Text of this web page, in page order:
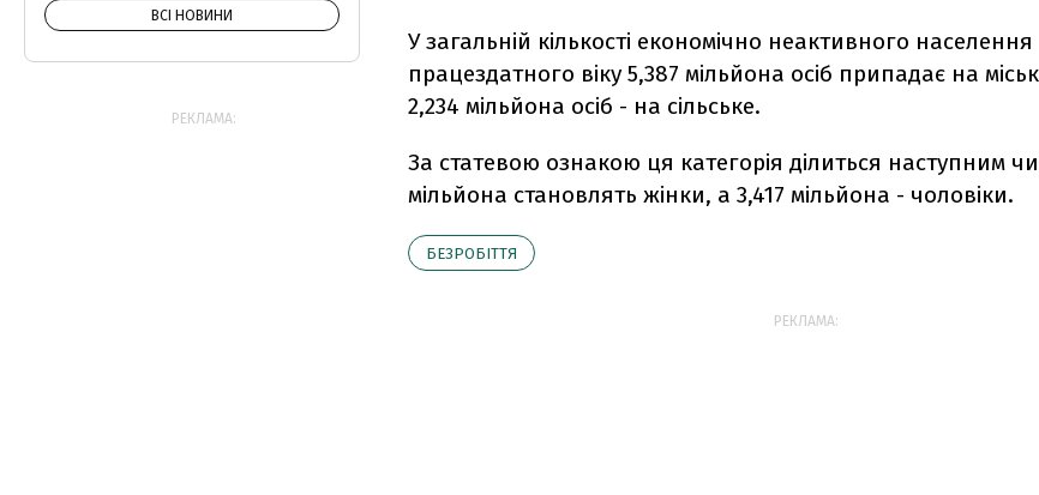
У загальній кількості економічно неактивного населення
працездатного віку 5,387 мільйона осіб припадає на
2,234 мільйона осіб - на сільське.
За статевою ознакою ця категорія ділиться наступним
мільйона становлять жінки, а 3,417 мільйона - чоловіки.
БЕЗРОБІТТЯ
РЕКЛАМА:
ВСІ НОВИНИ
РЕКЛАМА: